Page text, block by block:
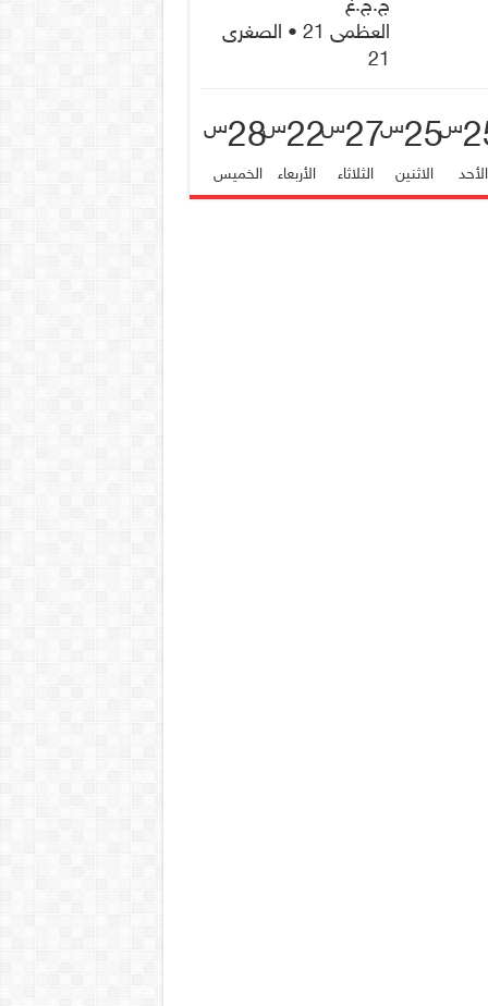
العظمى 21 • الصغرى
21
س
الأحد
25س
الاثنين
27س
الثلاثاء
22س
الأربعاء
28س
الخميس